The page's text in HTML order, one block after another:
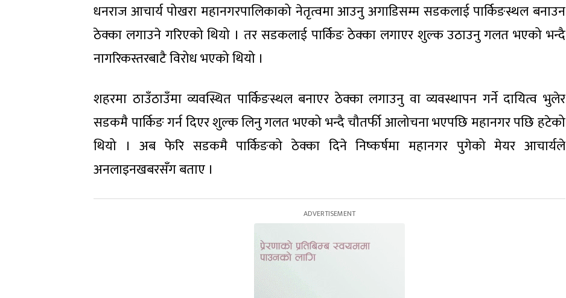
धनराज आचार्य पोखरा महानगरपालिकाको नेतृत्वमा आउनु अगाडिसम्म सडकलाई पार्किङस्थल बनाउन
ठेक्का लगाउने गरिएको थियो । तर सडकलाई पार्किङ ठेक्का लगाएर शुल्क उठाउनु गलत भएको भन्दै
नागरिकस्तरबाटै विरोध भएको थियो ।
शहरमा ठाउँठाउँमा व्यवस्थित पार्किङस्थल बनाएर ठेक्का लगाउनु वा व्यवस्थापन गर्ने दायित्व भुलेर
सडकमै पार्किङ गर्न दिएर शुल्क लिनु गलत भएको भन्दै चौतर्फी आलोचना भएपछि महानगर पछि हटेको
थियो । अब फेरि सडकमै पार्किङको ठेक्का दिने निष्कर्षमा महानगर पुगेको मेयर आचार्यले
अनलाइनखबरसँग बताए ।